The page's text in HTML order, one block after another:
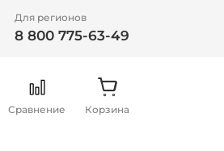
Для регионов
8 800 775-63-49
Сравнение Корзина